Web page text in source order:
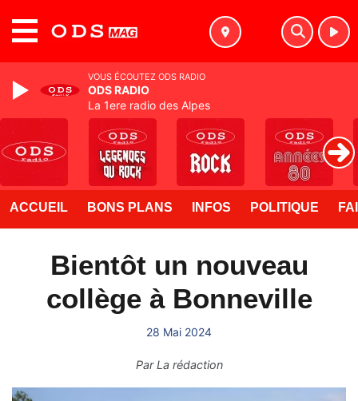
ACCUEIL BONS PLANS INFOS POLITIQUE
Bientôt un nouveau
collège à Bonneville
28 Mai 2024
ParLa rédaction
VOUS ÉCOUTEZ ODS RADIO
ODS RADIO
La 1ere radio des Alpes